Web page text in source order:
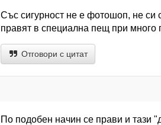
Със сигурност не е фотошоп, не си
правят в специална пещ при много
Отговори с цитат
По подобен начин се прави и тази